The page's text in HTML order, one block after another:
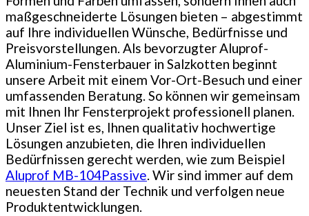
maßgeschneiderte Lösungen bieten – abgestimmt
auf Ihre individuellen Wünsche, Bedürfnisse und
Preisvorstellungen. Als bevorzugter Aluprof-
Aluminium-Fensterbauer in Salzkotten beginnt
unsere Arbeit mit einem Vor-Ort-Besuch und einer
umfassenden Beratung. So können wir gemeinsam
mit Ihnen Ihr Fensterprojekt professionell planen.
Unser Ziel ist es, Ihnen qualitativ hochwertige
Lösungen anzubieten, die Ihren individuellen
Bedürfnissen gerecht werden, wie zum Beispiel
Aluprof MB-104Passive. Wir sind immer auf dem
neuesten Stand der Technik und verfolgen neue
Produktentwicklungen.